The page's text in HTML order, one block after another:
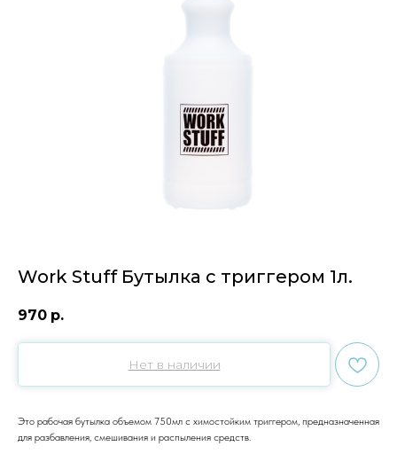
Work Stuff Бутылка с триггером 1л.
970 р.
Нет в наличии
Это рабочая бутылка объемом 750мл с химостойким триггером, предназначенная
для разбавления, смешивания и распыления средств.